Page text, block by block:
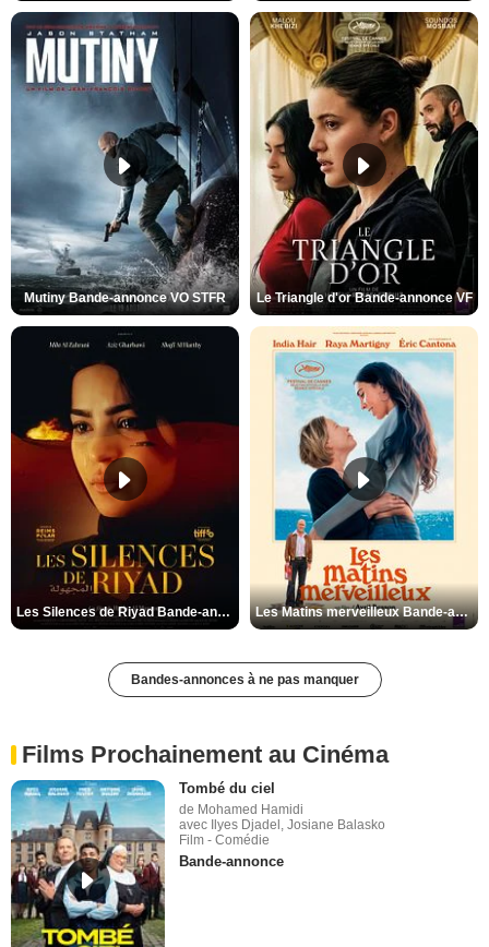
Mutiny Bande-annonce VO STFR Le Triangle d'or Bande-annonce VF
Les Silences de Riyad Bande-annonce VO STFR Les Matins merveilleux Bande-annonce VF
Bandes-annonces à ne pas manquer
Films Prochainement au Cinéma
Tombé du ciel
de Mohamed Hamidi
avec Ilyes Djadel, Josiane Balasko
Film - Comédie
Bande-annonce